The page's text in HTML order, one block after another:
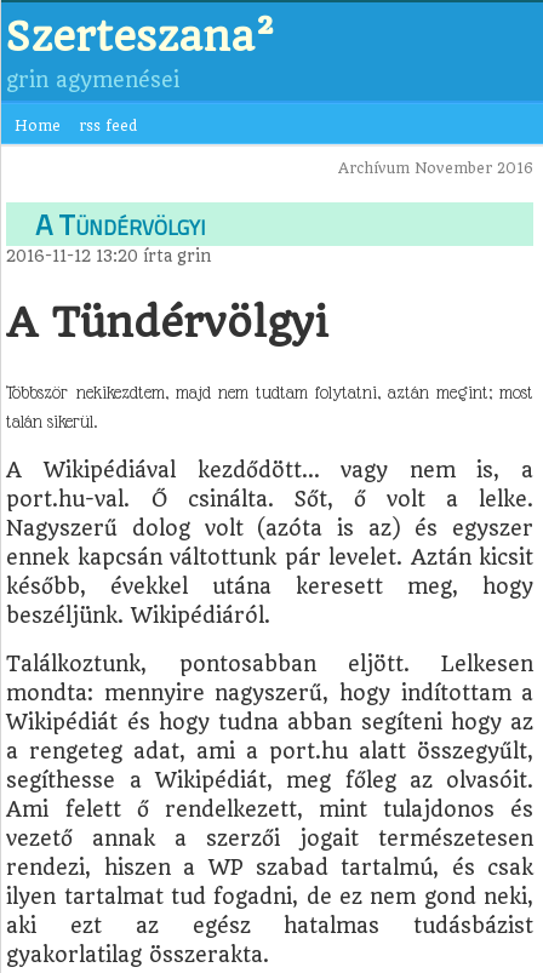
Szerteszana²
grin agymenései
Home rss feed
Archívum November 2016
A Tündérvölgyi
2016-11-12 13:20 írtagrin
A Tündérvölgyi
Többször nekikezdtem, majd nem tudtam folytatni, aztán megint; most
talán sikerül.
A Wikipédiával kezdődött… vagy nem is, a
port.hu-val. Ő csinálta. Sőt, ő volt a lelke.
Nagyszerű dolog volt (azóta is az) és egyszer
ennek kapcsán váltottunk pár levelet. Aztán kicsit
később, évekkel utána keresett meg, hogy
beszéljünk. Wikipédiáról.
Találkoztunk, pontosabban eljött. Lelkesen
mondta: mennyire nagyszerű, hogy indítottam a
Wikipédiát és hogy tudna abban segíteni hogy az
a rengeteg adat, ami a port.hu alatt összegyűlt,
segíthesse a Wikipédiát, meg főleg az olvasóit.
Ami felett ő rendelkezett, mint tulajdonos és
vezető annak a szerzői jogait természetesen
rendezi, hiszen a WP szabad tartalmú, és csak
ilyen tartalmat tud fogadni, de ez nem gond neki,
aki ezt az egész hatalmas tudásbázist
gyakorlatilag összerakta.